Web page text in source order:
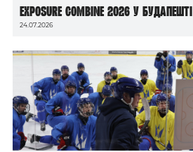
Exposure Combine 2026 у Будапешті
24.07.2026